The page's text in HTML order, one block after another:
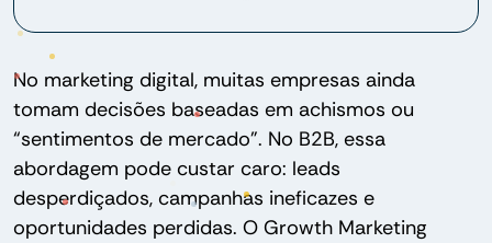
No marketing digital, muitas empresas ainda
tomam decisões baseadas em achismos ou
“sentimentos de mercado”. No B2B, essa
abordagem pode custar caro: leads
desperdiçados, campanhas ineficazes e
oportunidades perdidas. O Growth Marketing